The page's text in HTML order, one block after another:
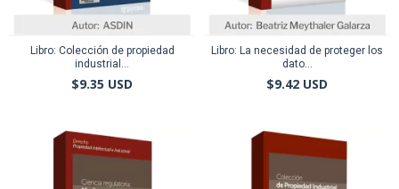
Libro: Colección de propiedad
industrial...
$9.35 USD
Libro: La necesidad de proteger los
dato...
$9.42 USD